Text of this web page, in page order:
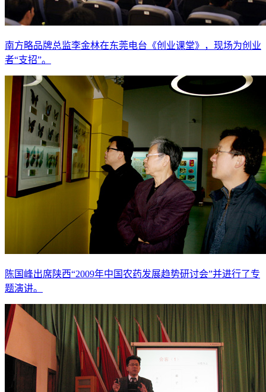
南方略品牌总监李金林在东莞电台《创业课堂》，现场为创业
者“支招”。
陈国峰出席陕西“2009年中国农药发展趋势研讨会”并进行了专
题演讲。